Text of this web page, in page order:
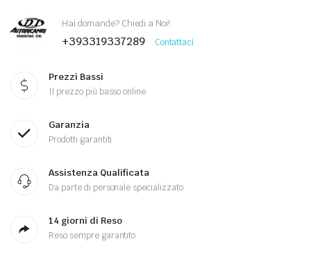
Hai domande? Chiedi a Noi!
+393319337289 Contattaci
Prezzi Bassi
Il prezzo più basso online
Garanzia
Prodotti garantiti
Assistenza Qualificata
Da parte di personale specializzato
14 giorni di Reso
Reso sempre garantito